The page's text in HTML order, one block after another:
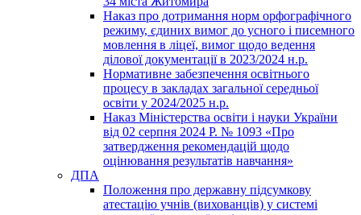
Наказ про дотримання норм орфографічного
режиму, єдиних вимог до усного і писемного
мовлення в ліцеї, вимог щодо ведення
ділової документації в 2023/2024 н.р.
Нормативне забезпечення освітнього
процесу в закладах загальної середньої
освіти у 2024/2025 н.р.
Наказ Міністерства освіти і науки України
від 02 серпня 2024 Р. № 1093 «Про
затвердження рекомендацій щодо
оцінювання результатів навчання»
ДПА
Положення про державну підсумкову
атестацію учнів (вихованців) у системі